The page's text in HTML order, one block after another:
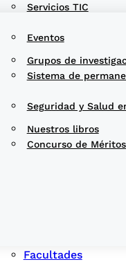
Eventos
Seguridad y Salud
Servicios TIC
Sistema de
Concurso de Méritos
Grupos de
Nuestros libros
Facultades